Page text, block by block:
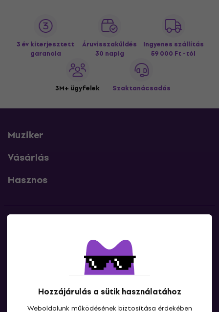
Hozzájárulás a sütik használatához
Weboldalunk működésének biztosítása érdekében
3 év kiterjesztett
garancia
Áruvisszaküldés
30 napig
Ingyenes szállítás
59 000 Ft -tól
3M+ ügyfelek Szaktanácsadás
Muziker
Vásárlás
Hasznos
Lépj kapcsolatba velünk